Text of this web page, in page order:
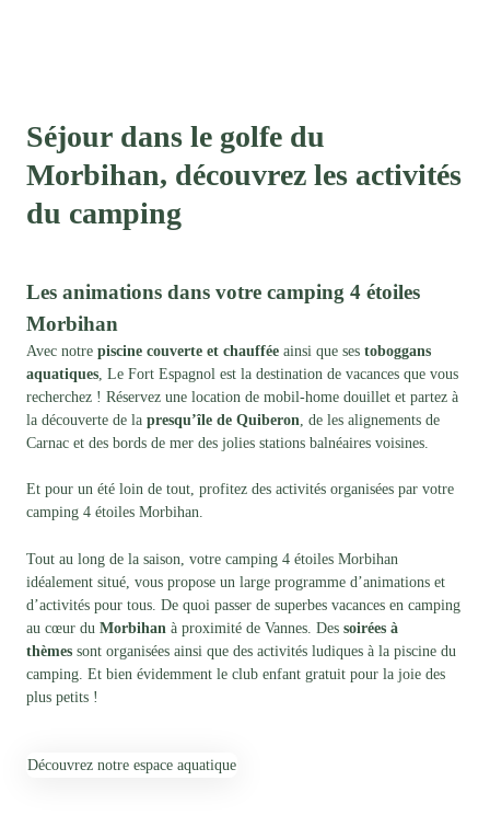
Séjour dans le golfe du
Morbihan, découvrez les activités
du camping
Les animations dans votre camping 4 étoiles
Morbihan
Avec notre piscine couverte et chauffée ainsi que ses toboggans
aquatiques , Le Fort Espagnol est la destination de vacances que vous
recherchez ! Réservez une location de mobil-home douillet et partez à
la découverte de la presqu’île de Quiberon , de les alignements de
Carnac et des bords de mer des jolies stations balnéaires voisines.
Et pour un été loin de tout, profitez des activités organisées par votre
camping 4 étoiles Morbihan.
Tout au long de la saison, votre camping 4 étoiles Morbihan
idéalement situé, vous propose un large programme d’animations et
d’activités pour tous. De quoi passer de superbes vacances en camping
au cœur du Morbihan à proximité de Vannes. Des soirées à
thèmes sont organisées ainsi que des activités ludiques à la piscine du
camping. Et bien évidemment le club enfant gratuit pour la joie des
plus petits !
Découvrez notre espace aquatique